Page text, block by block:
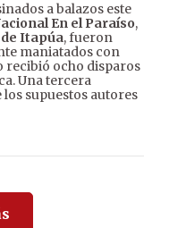
a balazos este
En el Paraíso,
Itapúa, fueron
maniatados con
recibió ocho disparos
Una tercera
supuestos autores